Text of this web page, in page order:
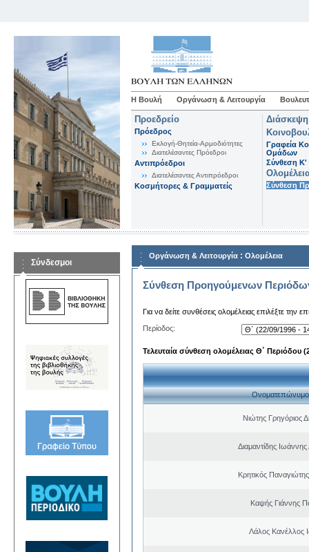
Η Βουλή Οργάνωση & Λειτουργία
Προεδρείο
Πρόεδρος
Εκλογή-Θητεία-Αρμοδιότητες
Διατελέσαντες Πρόεδροι
Αντιπρόεδροι
Διατελέσαντες Αντιπρόεδροι
Κοσμήτορες & Γραμματείς
Γραφεία
Ομάδων
Σύνθεση K'
Σύνθεση
Σύνδεσμοι
Οργάνωση & Λειτουργία : Ολομέλεια
Σύνθεση Προηγούμενων
Για να δείτε συνθέσεις ολομέλειας επιλέξτε την
Περίοδος:
Τελευταία σύνθεση ολομέλειας Θ΄ Περιόδου
Ονοματεπώνυμο
Νιώτης Γρηγόριος
Διαμαντίδης Ιωάννης
Κρητικός
Καψής Γιάννης
Λάλος Κανέλλος